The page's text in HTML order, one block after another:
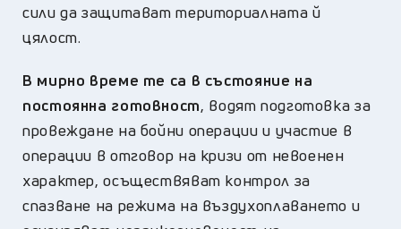
сили да защитават териториалната й
цялост.
В мирно време те са в състояние на
постоянна готовност, водят подготовка за
провеждане на бойни операции и участие в
операции в отговор на кризи от невоенен
характер, осъществяват контрол за
спазване на режима на въздухоплаването и